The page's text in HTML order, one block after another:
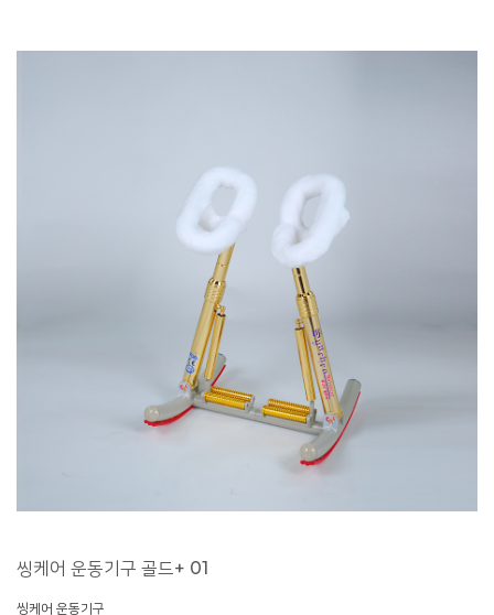
씽케어 운동기구 골드+ 01
씽케어 운동기구